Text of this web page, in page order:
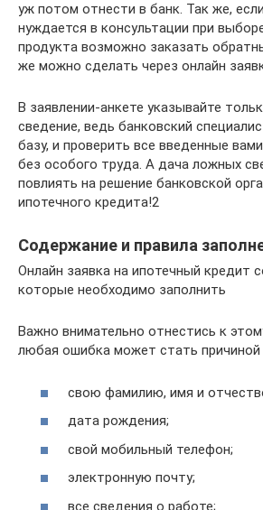
уж потом отнести в банк. Так же,
нуждается в консультации при
продукта возможно заказать
же можно сделать через онлайн
В заявлении-анкете указывайте
сведение, ведь банковский
базу, и проверить все введенные
без особого труда. А дача ложных
повлиять на решение банковской
ипотечного кредита!2
Содержание и правила
Онлайн заявка на ипотечный кредит
которые необходимо заполнить
Важно внимательно отнестись к
любая ошибка может стать причиной
свою фамилию, имя и
дата рождения;
свой мобильный телефон;
электронную почту;
все сведения о работе;